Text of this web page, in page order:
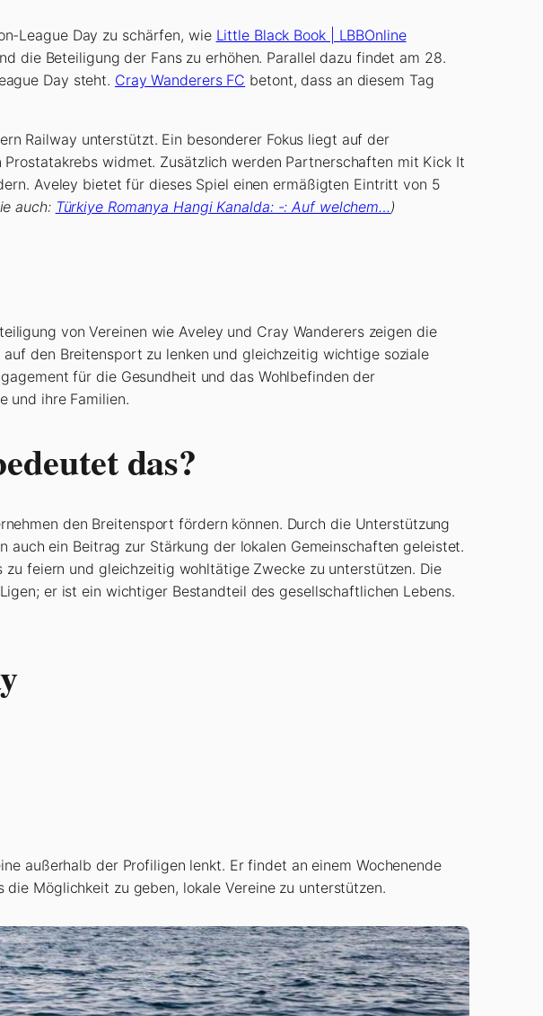
League Day zu schärfen, wie Little Black Book | LBBOnline
die Beteiligung der Fans zu erhöhen. Parallel dazu findet am 28.
Day steht. Cray Wanderers FC betont, dass an diesem Tag
Railway unterstützt. Ein besonderer Fokus liegt auf der
widmet. Zusätzlich werden Partnerschaften mit Kick It
Aveley bietet für dieses Spiel einen ermäßigten Eintritt von 5
auch: Türkiye Romanya Hangi Kanalda: -: Auf welchem…)
von Vereinen wie Aveley und Cray Wanderers zeigen die
den Breitensport zu lenken und gleichzeitig wichtige soziale
für die Gesundheit und das Wohlbefinden der
und ihre Familien.
das?
den Breitensport fördern können. Durch die Unterstützung
ein Beitrag zur Stärkung der lokalen Gemeinschaften geleistet.
feiern und gleichzeitig wohltätige Zwecke zu unterstützen. Die
er ist ein wichtiger Bestandteil des gesellschaftlichen Lebens.
außerhalb der Profiligen lenkt. Er findet an einem Wochenende
Möglichkeit zu geben, lokale Vereine zu unterstützen.